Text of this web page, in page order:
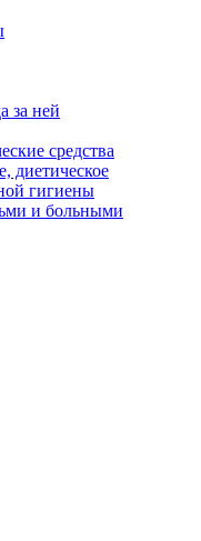
за ней
средства
диетическое
гигиены
и больными